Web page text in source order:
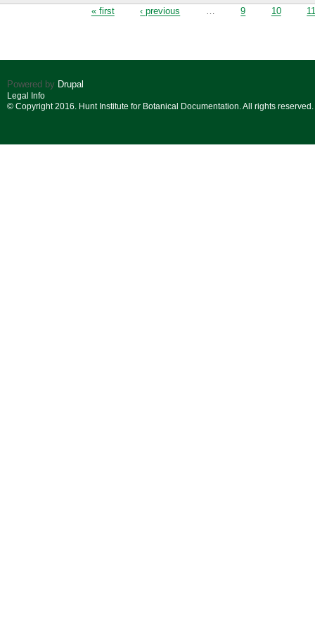
« first ‹ previous … 9 10
Powered by Drupal
Legal Info
© Copyright 2016. Hunt Institute for Botanical Documentation. All rights reserved.